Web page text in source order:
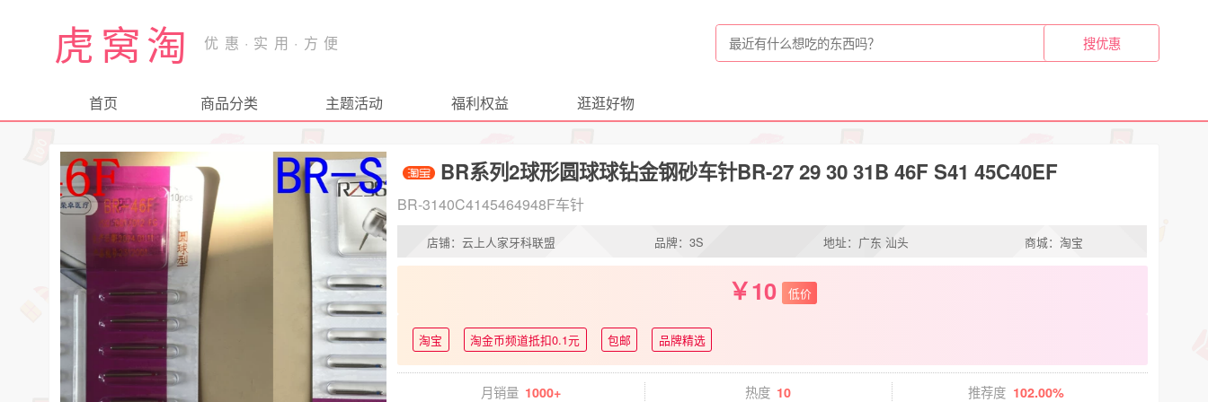
虎窝淘
首页 商品分类 主题活动 福利权益 逛逛好物
BR系列2球形圆球球钻金钢砂车针BR-27 29 30 31B 46F S41 45C40EF
BR-3140C4145464948F车针
店铺：云上人家牙科联盟 品牌：3S 地址：广东 汕头 商城：淘宝
10 低价
淘宝 淘金币频道抵扣0.1元 包邮 品牌精选
月销量 1000+ 热度 10 推荐度 102.00%